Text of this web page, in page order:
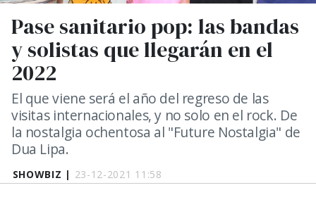
SHOWBIZ | 23-12-2021 11:58
Pase sanitario pop: las bandas
y solistas que llegarán en el
2022
El que viene será el año del regreso de las
visitas internacionales, y no solo en el rock. De
la nostalgia ochentosa al "Future Nostalgia" de
Dua Lipa.